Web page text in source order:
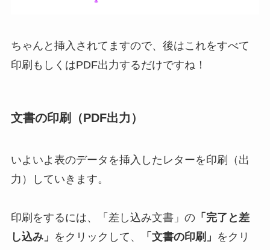
ちゃんと挿入されてますので、後はこれをすべて
印刷もしくはPDF出力するだけですね！
文書の印刷（PDF出力）
いよいよ表のデータを挿入したレターを印刷（出
力）していきます。
印刷をするには、「差し込み文書」の「完了と差
し込み」 をクリックして、 「文書の印刷」 をクリ